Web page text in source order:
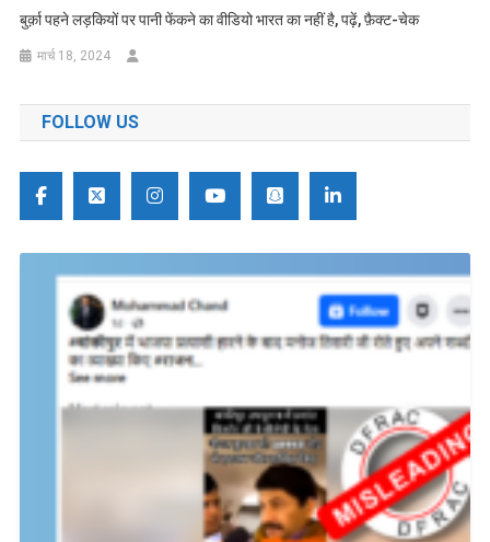
बुर्क़ा पहने लड़कियों पर पानी फेंकने का वीडियो भारत का नहीं है, पढ़ें, फ़ैक्ट-चेक
मार्च 18, 2024
FOLLOW US